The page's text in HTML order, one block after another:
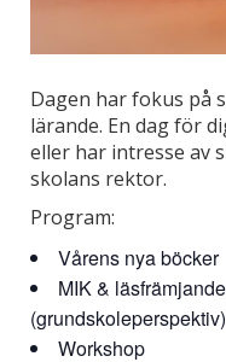
Dagen har fokus på
lärande. En dag för
eller har intresse av
skolans rektor.
Program:
Vårens nya böcker
MIK &
(grundskoleperspektiv)
Workshop